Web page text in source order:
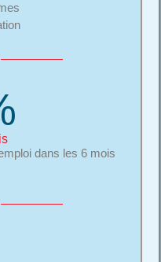
dans les 6 mois